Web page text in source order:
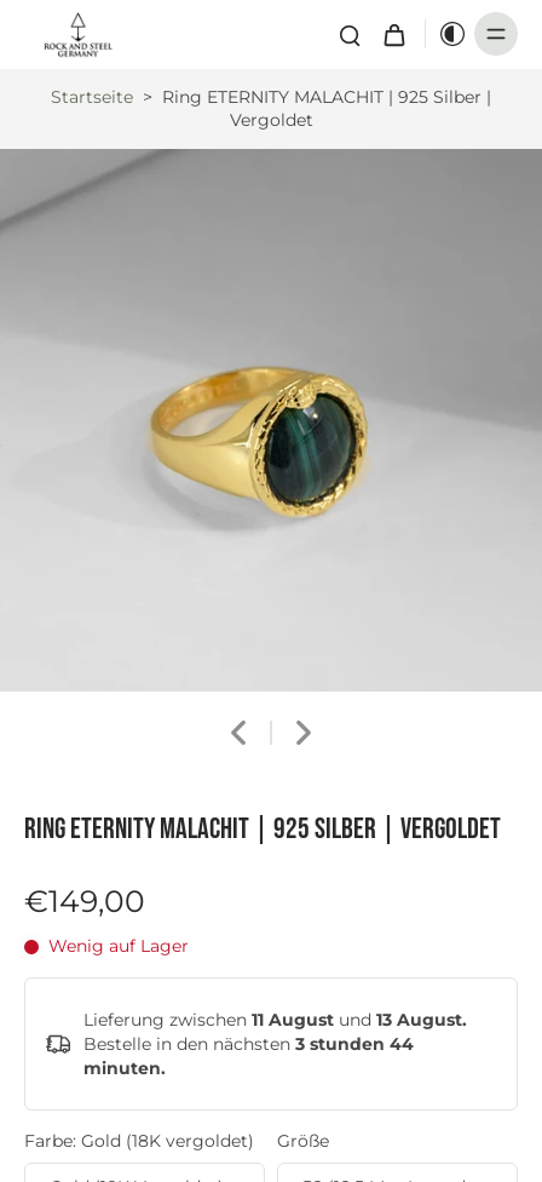
Startseite >
Ring ETERNITY MALACHIT | 925 Silber |
Vergoldet
Ring ETERNITY MALACHIT | 925 Silber | vergoldet
€149,00
Wenig auf Lager
Lieferung zwischen 11 August und 13 August.
Bestelle in den nächsten 3 stunden 44
minuten.
Farbe: Gold (18K vergoldet) Größe